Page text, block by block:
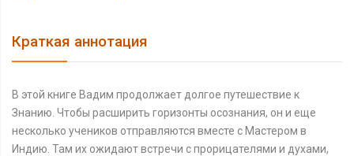
Краткая аннотация
В этой книге Вадим продолжает долгое путешествие к
Знанию. Чтобы расширить горизонты осознания, он и еще
несколько учеников отправляются вместе с Мастером в
Индию. Там их ожидают встречи с прорицателями и духами,